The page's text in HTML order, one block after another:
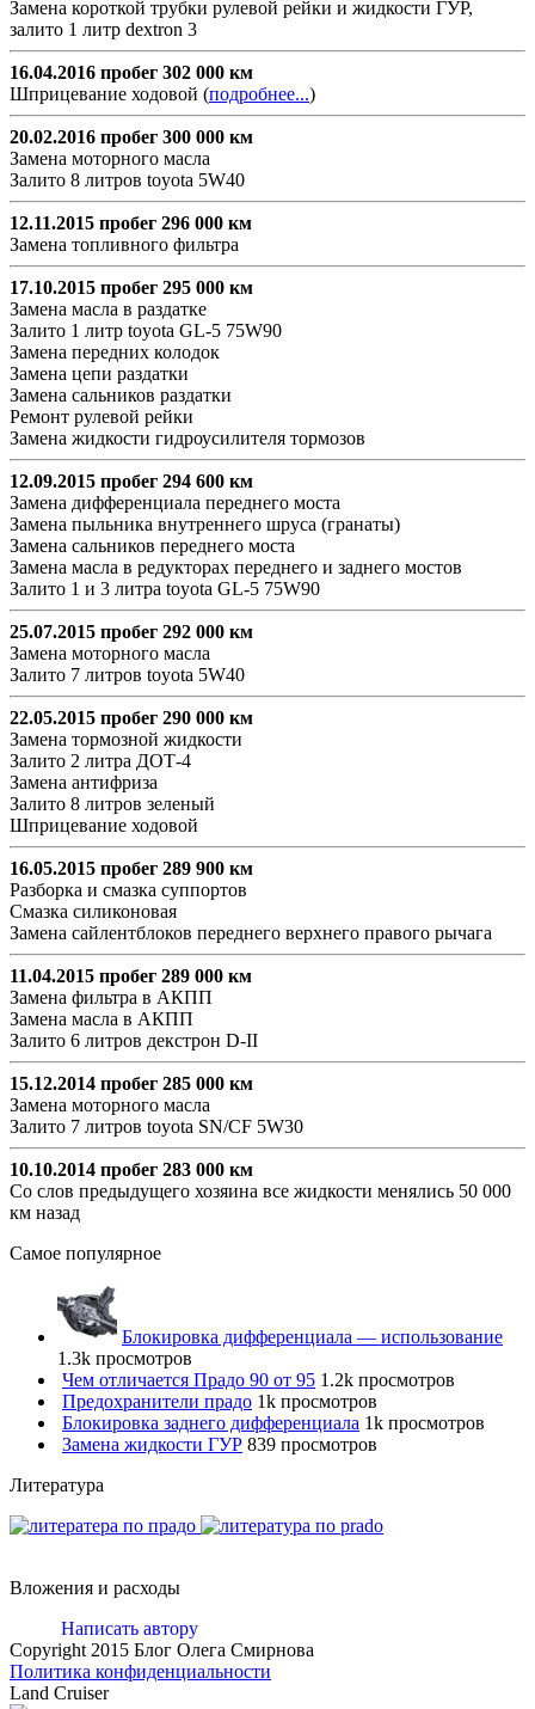
Замена короткой трубки рулевой рейки и жидкости ГУР,
залито 1 литр dextron 3
16.04.2016 пробег 302 000 км
Шприцевание ходовой (подробнее...)
20.02.2016 пробег 300 000 км
Замена моторного масла
Залито 8 литров toyota 5W40
12.11.2015 пробег 296 000 км
Замена топливного фильтра
17.10.2015 пробег 295 000 км
Замена масла в раздатке
Залито 1 литр toyota GL-5 75W90
Замена передних колодок
Замена цепи раздатки
Замена сальников раздатки
Ремонт рулевой рейки
Замена жидкости гидроусилителя тормозов
12.09.2015 пробег 294 600 км
Замена дифференциала переднего моста
Замена пыльника внутреннего шруса (гранаты)
Замена сальников переднего моста
Замена масла в редукторах переднего и заднего мостов
Залито 1 и 3 литра toyota GL-5 75W90
25.07.2015 пробег 292 000 км
Замена моторного масла
Залито 7 литров toyota 5W40
22.05.2015 пробег 290 000 км
Замена тормозной жидкости
Залито 2 литра ДОТ-4
Замена антифриза
Залито 8 литров зеленый
Шприцевание ходовой
16.05.2015 пробег 289 900 км
Разборка и смазка суппортов
Смазка силиконовая
Замена сайлентблоков переднего верхнего правого рычага
11.04.2015 пробег 289 000 км
Замена фильтра в АКПП
Замена масла в АКПП
Залито 6 литров декстрон D-II
15.12.2014 пробег 285 000 км
Замена моторного масла
Залито 7 литров toyota SN/CF 5W30
10.10.2014 пробег 283 000 км
Со слов предыдущего хозяина все жидкости менялись 50 000
км назад
Самое популярное
Блокировка дифференциала — использование
1.3k просмотров
Чем отличается Прадо 90 от 95 1.2k просмотров
Предохранители прадо 1k просмотров
Блокировка заднего дифференциала 1k просмотров
Замена жидкости ГУР 839 просмотров
Литература
Вложения и расходы
Написать автору
Copyright 2015 Блог Олега Смирнова
Политика конфиденциальности
Land Cruiser